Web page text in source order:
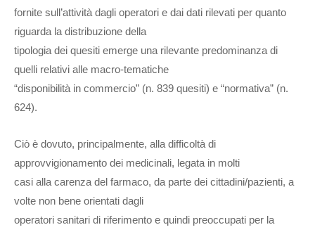
fornite sull’attività dagli operatori e dai dati rilevati per quanto
riguarda la distribuzione della
tipologia dei quesiti emerge una rilevante predominanza di
quelli relativi alle macro-tematiche
“disponibilità in commercio” (n. 839 quesiti) e “normativa” (n.
624).
Ciò è dovuto, principalmente, alla difficoltà di
approvvigionamento dei medicinali, legata in molti
casi alla carenza del farmaco, da parte dei cittadini/pazienti, a
volte non bene orientati dagli
operatori sanitari di riferimento e quindi preoccupati per la